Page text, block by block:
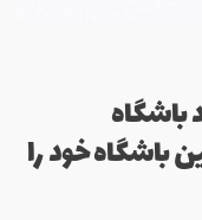
باشگاه
باشگاه خود را